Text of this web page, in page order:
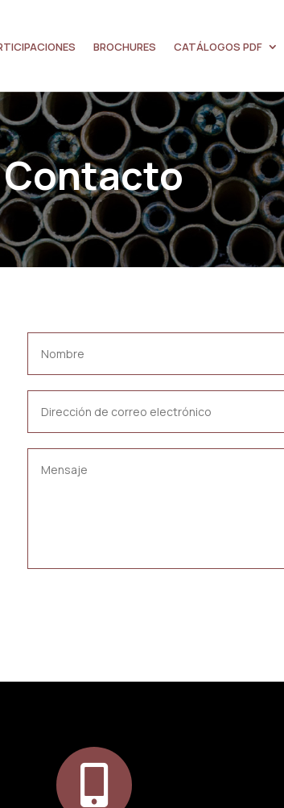
BROCHURES CATÁLOGOS PDF
Contacto
